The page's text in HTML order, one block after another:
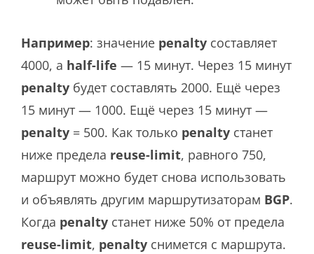
Например: значение penalty составляет
4000, а half-life — 15 минут. Через 15 минут
penalty будет составлять 2000. Ещё через
15 минут — 1000. Ещё через 15 минут —
penalty = 500. Как только penalty станет
ниже предела reuse-limit, равного 750,
маршрут можно будет снова использовать
и объявлять другим маршрутизаторам BGP.
Когда penalty станет ниже 50% от предела
reuse-limit, penalty снимется с маршрута.